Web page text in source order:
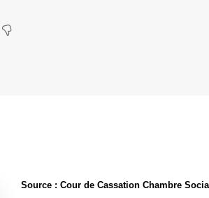
Source : Cour de Cassation Chambre